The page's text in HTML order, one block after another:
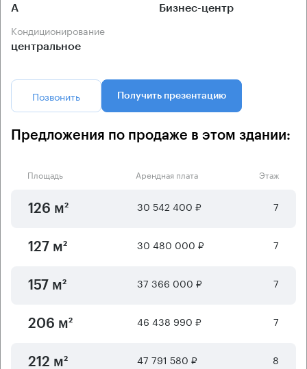
А Бизнес-центр
Кондиционирование
центральное
Позвонить Получить презентацию
Предложения по продаже в этом здании:
Площадь Арендная плата Этаж
126 м² 30 542 400 ₽ 7
127 м² 30 480 000 ₽ 7
157 м² 37 366 000 ₽ 7
206 м² 46 438 990 ₽ 7
212 м² 47 791 580 ₽ 8